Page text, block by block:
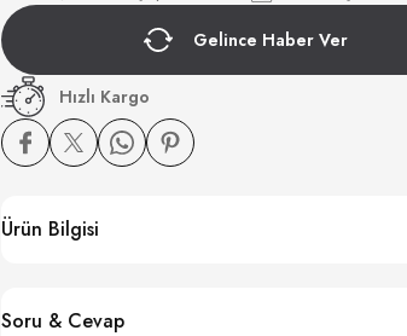
Gelince Haber Ver
Hızlı Kargo
Ürün Bilgisi
Soru & Cevap